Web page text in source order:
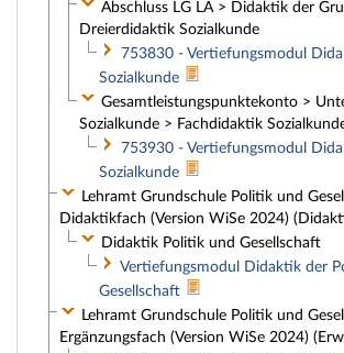
Abschluss LG LA > Didaktik der
Dreierdidaktik Sozialkunde
753830 - Vertiefungsmodul
Sozialkunde
Gesamtleistungspunktekonto >
Sozialkunde > Fachdidaktik
753930 - Vertiefungsmodul
Sozialkunde
Lehramt Grundschule Politik und
Didaktikfach (Version WiSe 2024)
Didaktik Politik und Gesellschaft
Vertiefungsmodul Didaktik der
Gesellschaft
Lehramt Grundschule Politik und
Ergänzungsfach (Version WiSe 2024)